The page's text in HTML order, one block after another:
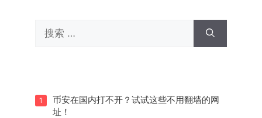
索：
1
币安在国内打不开？试试这些不用翻墙的网
址！